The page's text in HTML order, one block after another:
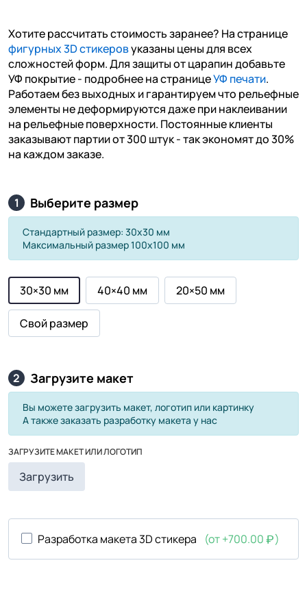
Хотите рассчитать стоимость заранее? На странице
фигурных 3D стикеровуказаны цены для всех
сложностей форм. Для защиты от царапин добавьте
УФ покрытие - подробнее на страницеУФ печати.
Работаем без выходных и гарантируем что рельефные
элементы не деформируются даже при наклеивании
на рельефные поверхности. Постоянные клиенты
заказывают партии от 300 штук - так экономят до 30%
на каждом заказе.
1 Выберите размер
Стандартный размер: 30х30 мм
Максимальный размер 100х100 мм
30×30 мм 40×40 мм 20×50 мм
Свой размер
2 Загрузите макет
Вы можете загрузить макет, логотип или картинку
А также заказать разработку макета у нас
ЗАГРУЗИТЕ МАКЕТ ИЛИ ЛОГОТИП
Загрузить
Разработка макета 3D стикера (от +700.00 )